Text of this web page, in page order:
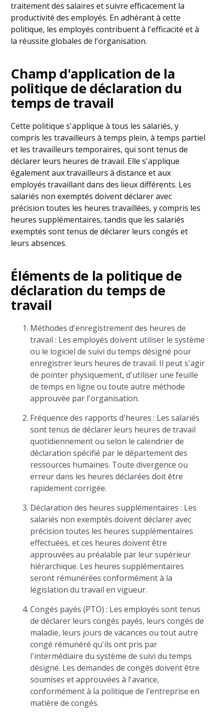
traitement des salaires et suivre efficacement la
productivité des employés. En adhérant à cette
politique, les employés contribuent à l'efficacité et à
la réussite globales de l'organisation.
Champ d'application de la
politique de déclaration du
temps de travail
Cette politique s'applique à tous les salariés, y
compris les travailleurs à temps plein, à temps partiel
et les travailleurs temporaires, qui sont tenus de
déclarer leurs heures de travail. Elle s'applique
également aux travailleurs à distance et aux
employés travaillant dans des lieux différents. Les
salariés non exemptés doivent déclarer avec
précision toutes les heures travaillées, y compris les
heures supplémentaires, tandis que les salariés
exemptés sont tenus de déclarer leurs congés et
leurs absences.
Éléments de la politique de
déclaration du temps de
travail
Méthodes d'enregistrement des heures de
travail : Les employés doivent utiliser le système
ou le logiciel de suivi du temps désigné pour
enregistrer leurs heures de travail. Il peut s'agir
de pointer physiquement, d'utiliser une feuille
de temps en ligne ou toute autre méthode
approuvée par l'organisation.
Fréquence des rapports d'heures : Les salariés
sont tenus de déclarer leurs heures de travail
quotidiennement ou selon le calendrier de
déclaration spécifié par le département des
ressources humaines. Toute divergence ou
erreur dans les heures déclarées doit être
rapidement corrigée.
Déclaration des heures supplémentaires : Les
salariés non exemptés doivent déclarer avec
précision toutes les heures supplémentaires
effectuées, et ces heures doivent être
approuvées au préalable par leur supérieur
hiérarchique. Les heures supplémentaires
seront rémunérées conformément à la
législation du travail en vigueur.
Congés payés (PTO) : Les employés sont tenus
de déclarer leurs congés payés, leurs congés de
maladie, leurs jours de vacances ou tout autre
congé rémunéré qu'ils ont pris par
l'intermédiaire du système de suivi du temps
désigné. Les demandes de congés doivent être
soumises et approuvées à l'avance,
conformément à la politique de l'entreprise en
matière de congés.